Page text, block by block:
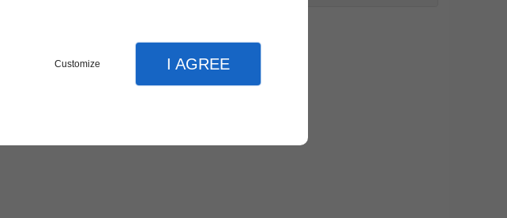
Customize I AGREE